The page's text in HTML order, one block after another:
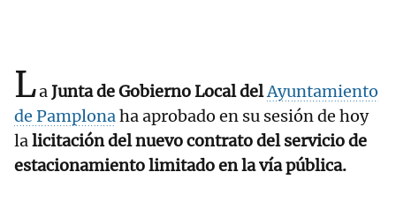
LaJunta de Gobierno Local delAyuntamiento
de Pamplonaha aprobado en su sesión de hoy
lalicitación del nuevo contrato del servicio de
estacionamiento limitado en la vía pública.